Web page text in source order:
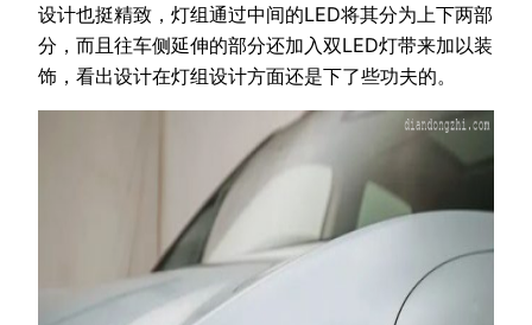
设计也挺精致，灯组通过中间的LED将其分为上下两部
分，而且往车侧延伸的部分还加入双LED灯带来加以装
饰，看出设计在灯组设计方面还是下了些功夫的。